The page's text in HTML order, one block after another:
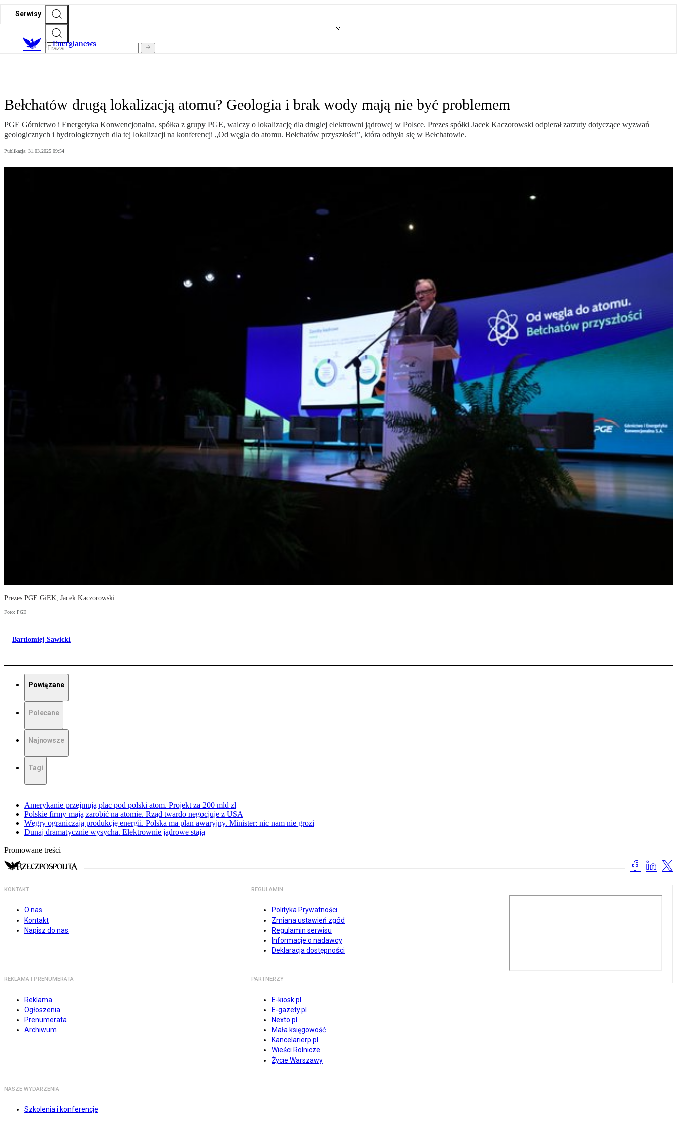
Serwisy
Energianews
Bełchatów drugą lokalizacją atomu? Geologia i brak wody mają nie być problemem
PGE Górnictwo i Energetyka Konwencjonalna, spółka z grupy PGE, walczy o lokalizację dla drugiej elektrowni jądrowej w Polsce. Prezes spółki Jacek Kaczorowski odpierał zarzuty dotyczące wyzwań
geologicznych i hydrologicznych dla tej lokalizacji na konferencji „Od węgla do atomu. Bełchatów przyszłości”, która odbyła się w Bełchatowie.
Publikacja: 31.03.2025 09:54
Prezes PGE GiEK, Jacek Kaczorowski
Foto: PGE
Bartłomiej Sawicki
Powiązane
Polecane
Najnowsze
Tagi
Amerykanie przejmują plac pod polski atom. Projekt za 200 mld zł
Polskie firmy mają zarobić na atomie. Rząd twardo negocjuje z USA
Węgry ograniczają produkcję energii. Polska ma plan awaryjny. Minister: nic nam nie grozi
Dunaj dramatycznie wysycha. Elektrownie jądrowe stają
Promowane treści
KONTAKT
O nas
Kontakt
Napisz do nas
REGULAMIN
Polityka Prywatności
Zmiana ustawień zgód
Regulamin serwisu
Informacje o nadawcy
Deklaracja dostępności
REKLAMA I PRENUMERATA
Reklama
Ogłoszenia
Prenumerata
Archiwum
PARTNERZY
E-kiosk.pl
E-gazety.pl
Nexto.pl
Mała księgowość
Kancelarierp.pl
Wieści Rolnicze
Życie Warszawy
NASZE WYDARZENIA
Szkolenia i konferencje